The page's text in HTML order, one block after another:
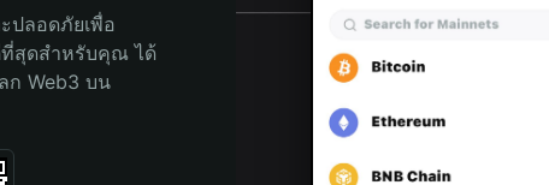
ปลอดภัยเพื่อ
ที่สุดสำหรับคุณ ได้
ก Web3 บน